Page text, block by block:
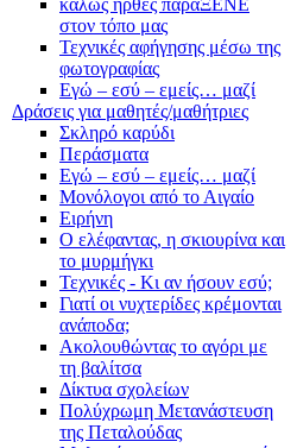
καλώς ήρθες παράΞΕΝΕ
στον τόπο μας
Τεχνικές αφήγησης μέσω της
φωτογραφίας
Εγώ – εσύ – εμείς… μαζί
Δράσεις για μαθητές/μαθήτριες
Σκληρό καρύδι
Περάσματα
Εγώ – εσύ – εμείς… μαζί
Μονόλογοι από το Αιγαίο
Ειρήνη
Ο ελέφαντας, η σκιουρίνα και
το μυρμήγκι
Τεχνικές - Κι αν ήσουν εσύ;
Γιατί οι νυχτερίδες κρέμονται
ανάποδα;
Ακολουθώντας το αγόρι με
τη βαλίτσα
Δίκτυα σχολείων
Πολύχρωμη Μετανάστευση
της Πεταλούδας